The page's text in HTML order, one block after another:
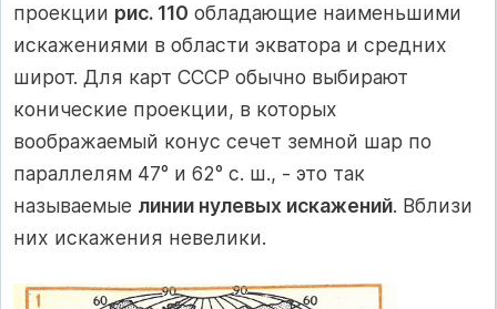
проекции рис. 110 обладающие наименьшими
искажениями в области экватора и средних
широт. Для карт СССР обычно выбирают
конические проекции, в которых
воображаемый конус сечет земной шар по
параллелям 47° и 62° с. ш., - это так
называемые линии нулевых искажений. Вблизи
них искажения невелики.